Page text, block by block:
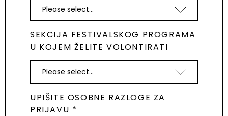
SEKCIJA FESTIVALSKOG PROGRAMA
U KOJEM ŽELITE VOLONTIRATI
UPIŠITE OSOBNE RAZLOGE ZA
PRIJAVU *